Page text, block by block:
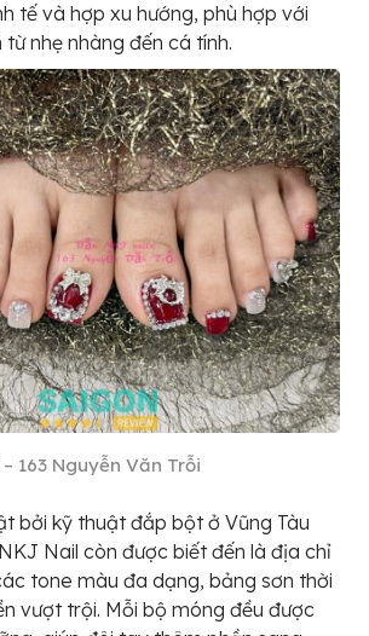
tế và hợp xu hướng, phù hợp với
nhẹ nhàng đến cá tính.
163 Nguyễn Văn Trỗi
bởi kỹ thuật đắp bột ở Vũng Tàu
Nail còn được biết đến là địa chỉ
tone màu đa dạng, bảng sơn thời
vượt trội. Mỗi bộ móng đều được